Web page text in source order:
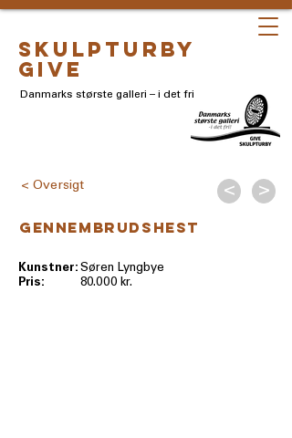
Danmarks største galleri – i det fri
skulpturby
give
< Oversigt < >
Gennembrudshest
Kunstner: Søren Lyngbye
Pris:
80.000 kr.